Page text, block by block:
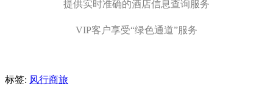
提供实时准确的酒店信息查询服务
VIP客户享受“绿色通道”服务
标签: 风行商旅